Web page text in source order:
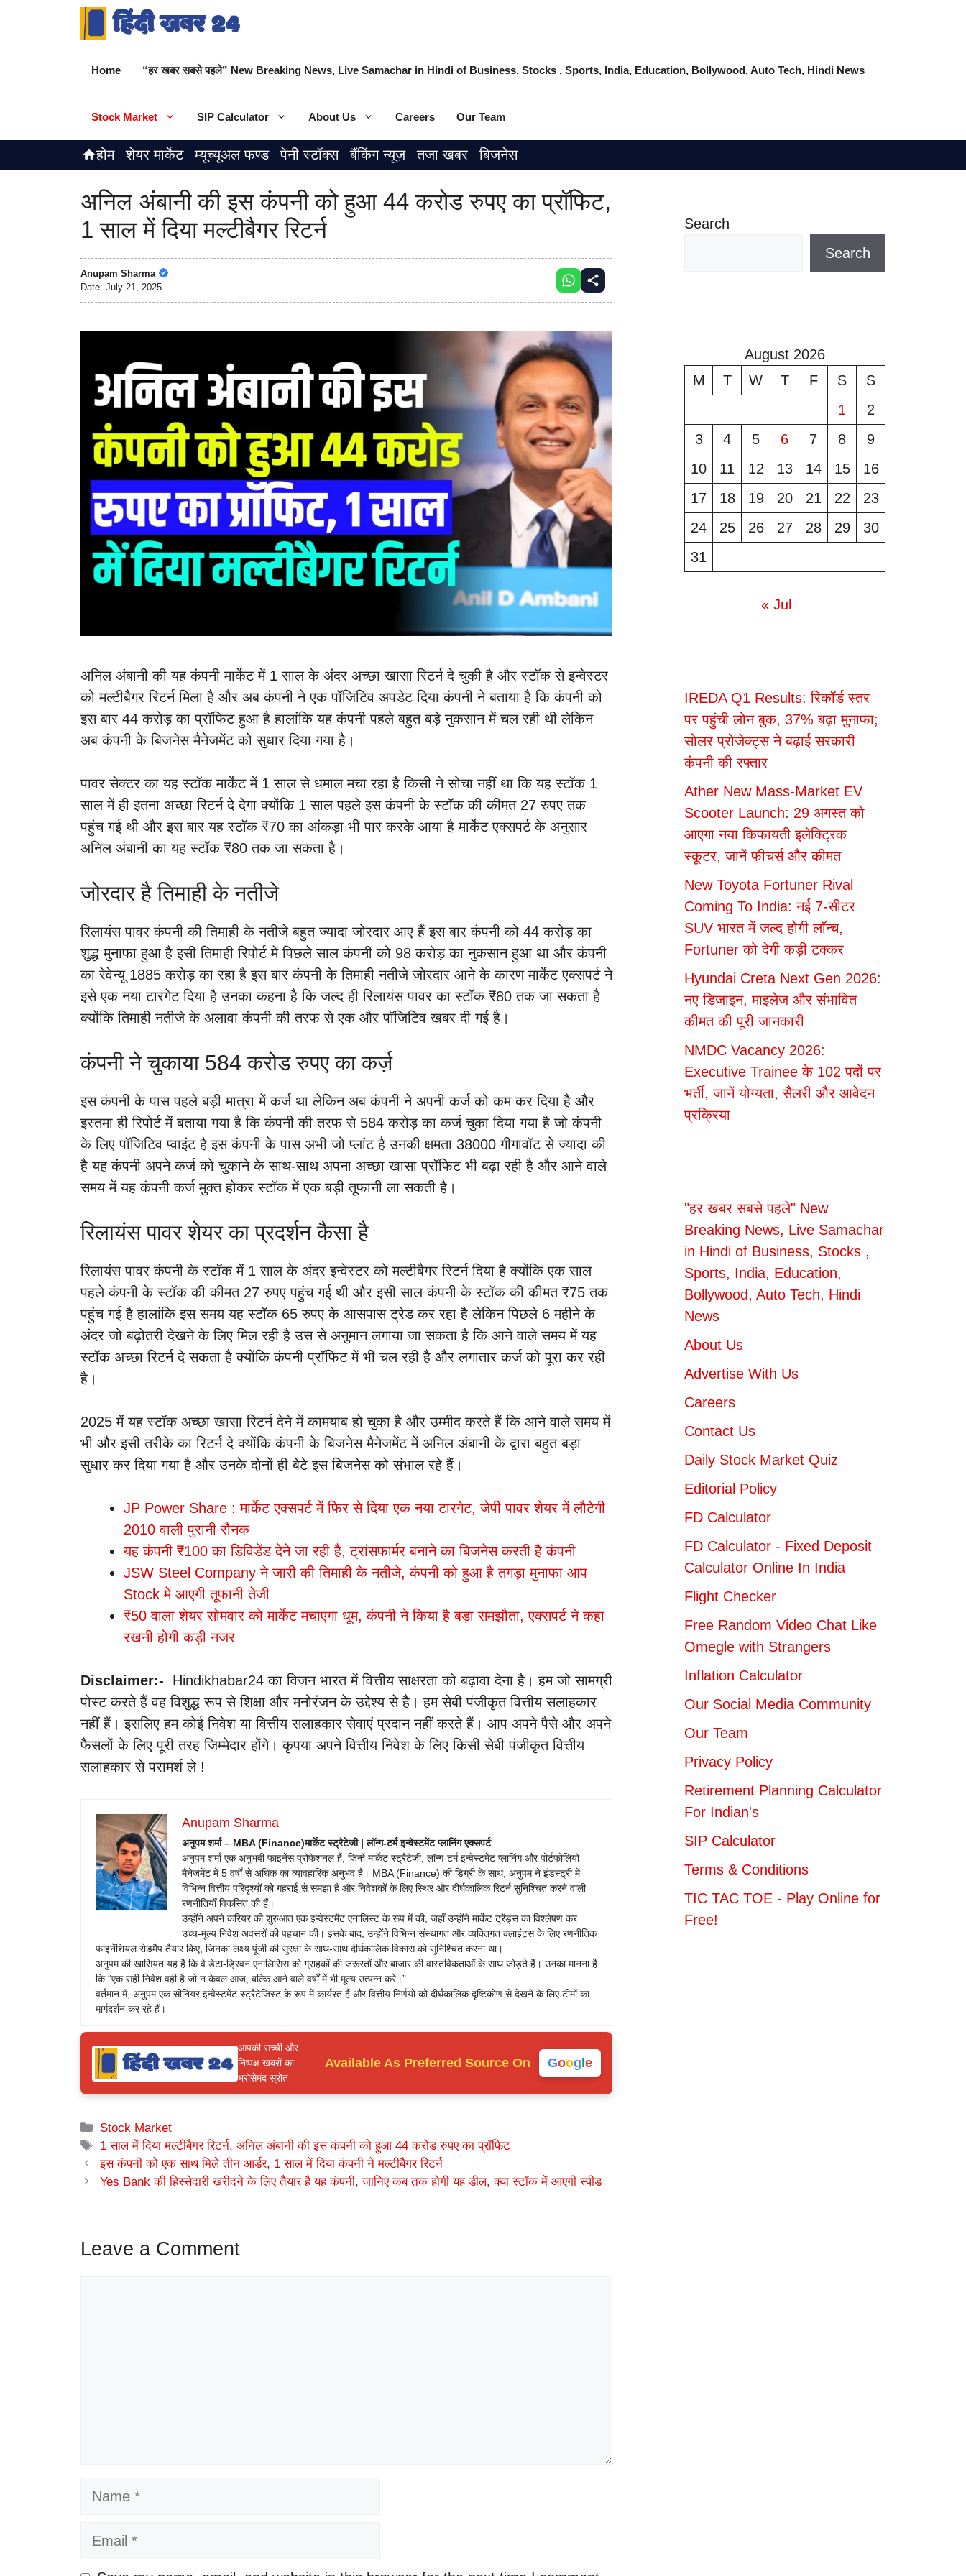
Home “हर खबर सबसे पहले” New Breaking News, Live Samachar in Hindi of Business, Stocks , Sports, India, Education, Bollywood, Auto Tech, Hindi News
Stock Market SIP Calculator About Us Careers Our Team
होम शेयर मार्केट म्यूच्यूअल फण्ड पेनी स्टॉक्स बैंकिंग न्यूज़ तजा खबर बिजनेस
अनिल अंबानी की इस कंपनी को हुआ 44 करोड रुपए का प्रॉफिट,
1 साल में दिया मल्टीबैगर रिटर्न
Anupam Sharma
Date: July 21, 2025
अनिल अंबानी की यह कंपनी मार्केट में 1 साल के अंदर अच्छा खासा रिटर्न दे चुकी है और स्टॉक से इन्वेस्टर
को मल्टीबैगर रिटर्न मिला है और अब कंपनी ने एक पॉजिटिव अपडेट दिया कंपनी ने बताया है कि कंपनी को
इस बार 44 करोड़ का प्रॉफिट हुआ है हालांकि यह कंपनी पहले बहुत बड़े नुकसान में चल रही थी लेकिन
अब कंपनी के बिजनेस मैनेजमेंट को सुधार दिया गया है।
पावर सेक्टर का यह स्टॉक मार्केट में 1 साल से धमाल मचा रहा है किसी ने सोचा नहीं था कि यह स्टॉक 1
साल में ही इतना अच्छा रिटर्न दे देगा क्योंकि 1 साल पहले इस कंपनी के स्टॉक की कीमत 27 रुपए तक
पहुंच गई थी और इस बार यह स्टॉक ₹70 का आंकड़ा भी पार करके आया है मार्केट एक्सपर्ट के अनुसार
अनिल अंबानी का यह स्टॉक ₹80 तक जा सकता है।
जोरदार है तिमाही के नतीजे
रिलायंस पावर कंपनी की तिमाही के नतीजे बहुत ज्यादा जोरदार आए हैं इस बार कंपनी को 44 करोड़ का
शुद्ध मुनाफा हुआ है इसी तिमाही रिपोर्ट में पिछले साल कंपनी को 98 करोड़ का नुकसान हुआ था और कंपनी
का रेवेन्यू 1885 करोड़ का रहा है इस बार कंपनी के तिमाही नतीजे जोरदार आने के कारण मार्केट एक्सपर्ट ने
इसे एक नया टारगेट दिया है उनका कहना है कि जल्द ही रिलायंस पावर का स्टॉक ₹80 तक जा सकता है
क्योंकि तिमाही नतीजे के अलावा कंपनी की तरफ से एक और पॉजिटिव खबर दी गई है।
कंपनी ने चुकाया 584 करोड रुपए का कर्ज़
इस कंपनी के पास पहले बड़ी मात्रा में कर्ज था लेकिन अब कंपनी ने अपनी कर्ज को कम कर दिया है और
इस्तमा ही रिपोर्ट में बताया गया है कि कंपनी की तरफ से 584 करोड़ का कर्ज चुका दिया गया है जो कंपनी
के लिए पॉजिटिव प्वाइंट है इस कंपनी के पास अभी जो प्लांट है उनकी क्षमता 38000 गीगावॉट से ज्यादा की
है यह कंपनी अपने कर्ज को चुकाने के साथ-साथ अपना अच्छा खासा प्रॉफिट भी बढ़ा रही है और आने वाले
समय में यह कंपनी कर्ज मुक्त होकर स्टॉक में एक बड़ी तूफानी ला सकती है।
रिलायंस पावर शेयर का प्रदर्शन कैसा है
रिलायंस पावर कंपनी के स्टॉक में 1 साल के अंदर इन्वेस्टर को मल्टीबैगर रिटर्न दिया है क्योंकि एक साल
पहले कंपनी के स्टॉक की कीमत 27 रुपए पहुंच गई थी और इसी साल कंपनी के स्टॉक की कीमत ₹75 तक
पहुंच गई है हालांकि इस समय यह स्टॉक 65 रुपए के आसपास ट्रेड कर रहा है लेकिन पिछले 6 महीने के
अंदर जो बढ़ोतरी देखने के लिए मिल रही है उस से अनुमान लगाया जा सकता है कि आने वाले समय में यह
स्टॉक अच्छा रिटर्न दे सकता है क्योंकि कंपनी प्रॉफिट में भी चल रही है और लगातार कर्ज को पूरा कर रही
है।
2025 में यह स्टॉक अच्छा खासा रिटर्न देने में कामयाब हो चुका है और उम्मीद करते हैं कि आने वाले समय में
भी और इसी तरीके का रिटर्न दे क्योंकि कंपनी के बिजनेस मैनेजमेंट में अनिल अंबानी के द्वारा बहुत बड़ा
सुधार कर दिया गया है और उनके दोनों ही बेटे इस बिजनेस को संभाल रहे हैं।
JP Power Share : मार्केट एक्सपर्ट में फिर से दिया एक नया टारगेट, जेपी पावर शेयर में लौटेगी
2010 वाली पुरानी रौनक
यह कंपनी ₹100 का डिविडेंड देने जा रही है, ट्रांसफार्मर बनाने का बिजनेस करती है कंपनी
JSW Steel Company ने जारी की तिमाही के नतीजे, कंपनी को हुआ है तगड़ा मुनाफा आप
Stock में आएगी तूफानी तेजी
₹50 वाला शेयर सोमवार को मार्केट मचाएगा धूम, कंपनी ने किया है बड़ा समझौता, एक्सपर्ट ने कहा
रखनी होगी कड़ी नजर
Disclaimer:- Hindikhabar24 का विजन भारत में वित्तीय साक्षरता को बढ़ावा देना है। हम जो सामग्री
पोस्ट करते हैं वह विशुद्ध रूप से शिक्षा और मनोरंजन के उद्देश्य से है। हम सेबी पंजीकृत वित्तीय सलाहकार
नहीं हैं। इसलिए हम कोई निवेश या वित्तीय सलाहकार सेवाएं प्रदान नहीं करते हैं। आप अपने पैसे और अपने
फैसलों के लिए पूरी तरह जिम्मेदार होंगे। कृपया अपने वित्तीय निवेश के लिए किसी सेबी पंजीकृत वित्तीय
सलाहकार से परामर्श ले !
Anupam Sharma
अनुपम शर्मा – MBA (Finance)मार्केट स्ट्रैटेजी | लॉन्ग-टर्म इन्वेस्टमेंट प्लानिंग एक्सपर्ट
अनुपम शर्मा एक अनुभवी फाइनेंस प्रोफेशनल हैं, जिन्हें मार्केट स्ट्रैटेजी, लॉन्ग-टर्म इन्वेस्टमेंट प्लानिंग और पोर्टफोलियो
मैनेजमेंट में 5 वर्षों से अधिक का व्यावहारिक अनुभव है। MBA (Finance) की डिग्री के साथ, अनुपम ने इंडस्ट्री में
विभिन्न वित्तीय परिदृश्यों को गहराई से समझा है और निवेशकों के लिए स्थिर और दीर्घकालिक रिटर्न सुनिश्चित करने वाली
रणनीतियाँ विकसित की हैं।
उन्होंने अपने करियर की शुरुआत एक इन्वेस्टमेंट एनालिस्ट के रूप में की, जहाँ उन्होंने मार्केट ट्रेंड्स का विश्लेषण कर
उच्च-मूल्य निवेश अवसरों की पहचान की। इसके बाद, उन्होंने विभिन्न संस्थागत और व्यक्तिगत क्लाइंट्स के लिए रणनीतिक
फाइनेंशियल रोडमैप तैयार किए, जिनका लक्ष्य पूंजी की सुरक्षा के साथ-साथ दीर्घकालिक विकास को सुनिश्चित करना था।
अनुपम की खासियत यह है कि वे डेटा-ड्रिवन एनालिसिस को ग्राहकों की जरूरतों और बाजार की वास्तविकताओं के साथ जोड़ते हैं। उनका मानना है
कि “एक सही निवेश वही है जो न केवल आज, बल्कि आने वाले वर्षों में भी मूल्य उत्पन्न करे।”
वर्तमान में, अनुपम एक सीनियर इन्वेस्टमेंट स्ट्रैटेजिस्ट के रूप में कार्यरत हैं और वित्तीय निर्णयों को दीर्घकालिक दृष्टिकोण से देखने के लिए टीमों का
मार्गदर्शन कर रहे हैं।
आपकी सच्ची और
निष्पक्ष खबरों का
भरोसेमंद स्रोत
Available As Preferred Source On Goog e
Categories
Stock Market
Tags
1 साल में दिया मल्टीबैगर रिटर्न,अनिल अंबानी की इस कंपनी को हुआ 44 करोड रुपए का प्रॉफिट
इस कंपनी को एक साथ मिले तीन आर्डर, 1 साल में दिया कंपनी ने मल्टीबैगर रिटर्न
Yes Bank की हिस्सेदारी खरीदने के लिए तैयार है यह कंपनी, जानिए कब तक होगी यह डील, क्या स्टॉक में आएगी स्पीड
Leave a Comment
Name
Email
Search
Search
August 2026
M
T W T F S
S
1
2
3
4 5 6 7 8
9
10
11 12 13 14 15
16
17
18 19 20 21 22
23
24
25 26 27 28 29
30
31
« Jul
IREDA Q1 Results: रिकॉर्ड स्तर
पर पहुंची लोन बुक, 37% बढ़ा मुनाफा;
सोलर प्रोजेक्ट्स ने बढ़ाई सरकारी
कंपनी की रफ्तार
Ather New Mass-Market EV
Scooter Launch: 29 अगस्त को
आएगा नया किफायती इलेक्ट्रिक
स्कूटर, जानें फीचर्स और कीमत
New Toyota Fortuner Rival
Coming To India: नई 7-सीटर
SUV भारत में जल्द होगी लॉन्च,
Fortuner को देगी कड़ी टक्कर
Hyundai Creta Next Gen 2026:
नए डिजाइन, माइलेज और संभावित
कीमत की पूरी जानकारी
NMDC Vacancy 2026:
Executive Trainee के 102 पदों पर
भर्ती, जानें योग्यता, सैलरी और आवेदन
प्रक्रिया
"हर खबर सबसे पहले" New
Breaking News, Live Samachar
in Hindi of Business, Stocks ,
Sports, India, Education,
Bollywood, Auto Tech, Hindi
News
About Us
Advertise With Us
Careers
Contact Us
Daily Stock Market Quiz
Editorial Policy
FD Calculator
FD Calculator - Fixed Deposit
Calculator Online In India
Flight Checker
Free Random Video Chat Like
Omegle with Strangers
Inflation Calculator
Our Social Media Community
Our Team
Privacy Policy
Retirement Planning Calculator
For Indian's
SIP Calculator
Terms & Conditions
TIC TAC TOE - Play Online for
Free!